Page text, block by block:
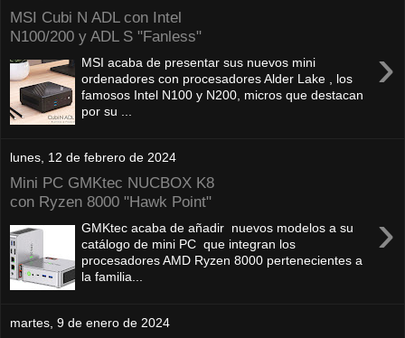
MSI Cubi N ADL con Intel
N100/200 y ADL S "Fanless"
›
MSI acaba de presentar sus nuevos mini
ordenadores con procesadores Alder Lake , los
famosos Intel N100 y N200, micros que destacan
por su ...
lunes, 12 de febrero de 2024
Mini PC GMKtec NUCBOX K8
con Ryzen 8000 "Hawk Point"
›
GMKtec acaba de añadir nuevos modelos a su
catálogo de mini PC que integran los
procesadores AMD Ryzen 8000 pertenecientes a
la familia...
martes, 9 de enero de 2024